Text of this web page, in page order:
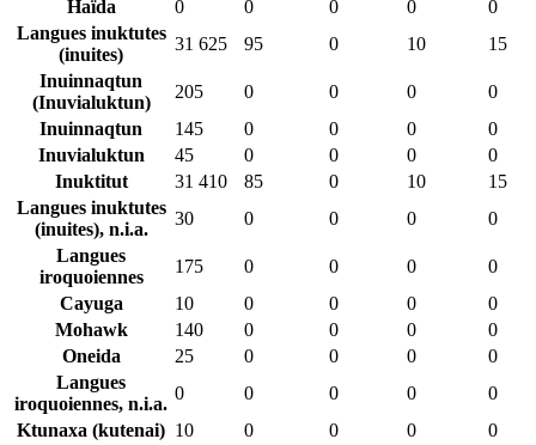
Haïda 0 0 0 0
0
Langues inuktutes
(inuites)
31 625 95 0 10
15
Inuinnaqtun
(Inuvialuktun)
205 0 0 0
0
Inuinnaqtun
145 0 0 0
0
Inuvialuktun
45 0 0 0
0
Inuktitut
31 410 85 0 10
15
Langues inuktutes
(inuites), n.i.a.
30 0 0 0
0
Langues
iroquoiennes
175 0 0 0
0
Cayuga
10 0 0 0
0
Mohawk
140 0 0 0
0
Oneida
25 0 0 0
0
Langues
iroquoiennes, n.i.a.
0 0 0 0
0
Ktunaxa (kutenai) 10 0 0 0
0